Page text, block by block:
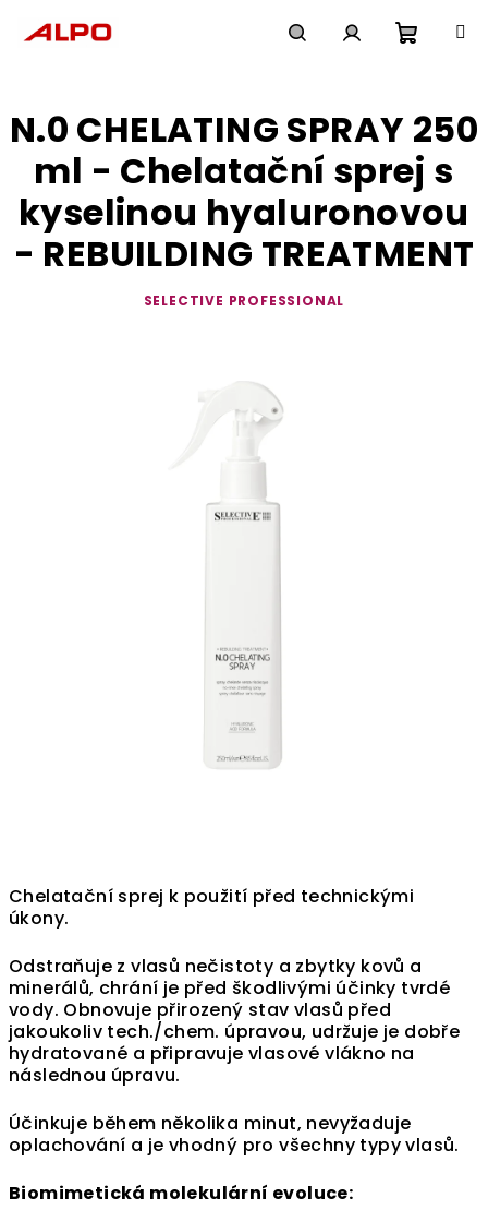
košík
Chelatační sprej k použití před technickými
úkony.
Odstraňuje z vlasů nečistoty a zbytky kovů a
minerálů, chrání je před škodlivými účinky tvrdé
vody. Obnovuje přirozený stav vlasů před
jakoukoliv tech./chem. úpravou, udržuje je dobře
hydratované a připravuje vlasové vlákno na
následnou úpravu.
Účinkuje během několika minut, nevyžaduje
oplachování a je vhodný pro všechny typy vlasů.
Biomimetická molekulární evoluce:
N.0 CHELATING SPRAY 250
ml - Chelatační sprej s
kyselinou hyaluronovou
- REBUILDING TREATMENT
SELECTIVE PROFESSIONAL